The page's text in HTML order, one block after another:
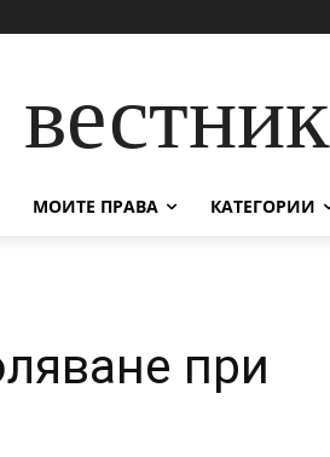
МОИТЕ ПРАВА КАТЕГОРИИ
при